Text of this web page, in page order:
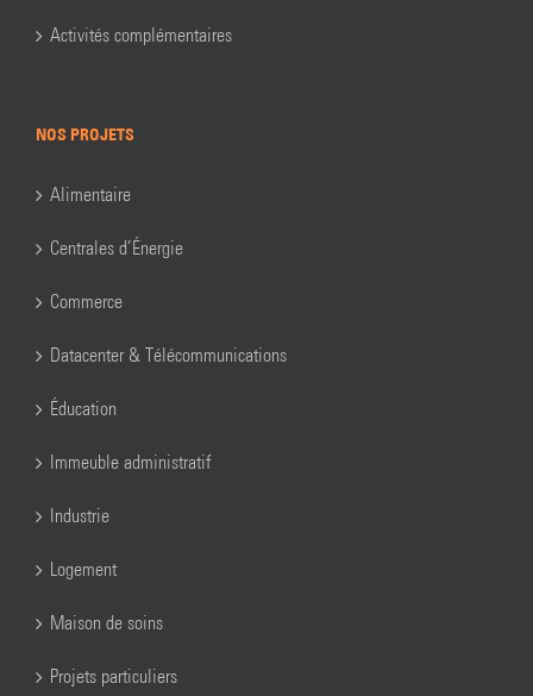
Activités complémentaires
NOS PROJETS
Alimentaire
Centrales d’Énergie
Commerce
Datacenter & Télécommunications
Éducation
Immeuble administratif
Industrie
Logement
Maison de soins
Projets particuliers